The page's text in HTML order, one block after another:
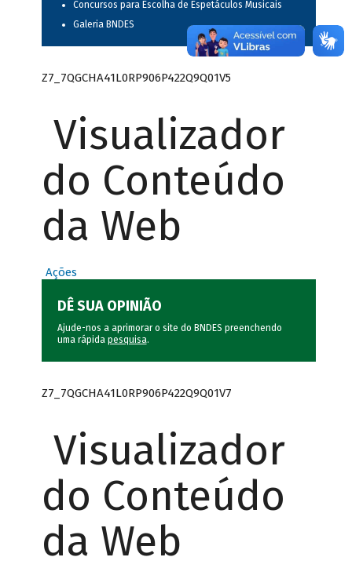
Concursos para Escolha de Espetáculos Musicais
Galeria BNDES
Z7_7QGCHA41L0RP906P422Q9Q01V5
Visualizador
do Conteúdo
da Web
Ações
DÊ SUA OPINIÃO
Ajude-nos a aprimorar o site do BNDES preenchendo
uma rápida pesquisa.
Z7_7QGCHA41L0RP906P422Q9Q01V7
Visualizador
do Conteúdo
da Web